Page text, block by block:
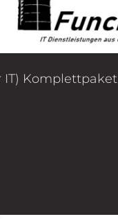
IT) Komplettpaket